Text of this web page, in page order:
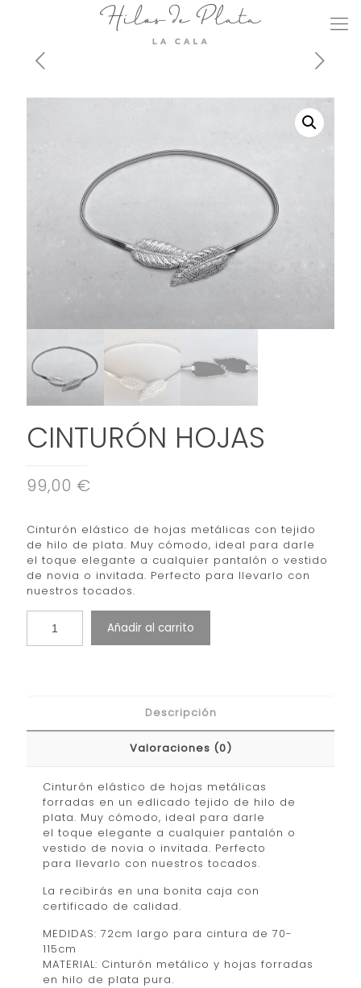
CINTURÓN HOJAS
99,00 €
Cinturón elástico de hojas metálicas con tejido
de hilo de plata. Muy cómodo, ideal para darle
el toque elegante a cualquier pantalón o vestido
de novia o invitada. Perfecto para llevarlo con
nuestros tocados.
Añadir al carrito
Descripción
Valoraciones (0)
Cinturón elástico de hojas metálicas
forradas en un edlicado tejido de hilo de
plata. Muy cómodo, ideal para darle
el toque elegante a cualquier pantalón o
vestido de novia o invitada. Perfecto
para llevarlo con nuestros tocados.
La recibirás en una bonita caja con
certificado de calidad.
MEDIDAS: 72cm largo para cintura de 70-
115cm
MATERIAL: Cinturón metálico y hojas forradas
en hilo de plata pura.